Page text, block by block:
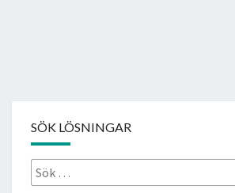
SÖK LÖSNINGAR
Sök
efter: